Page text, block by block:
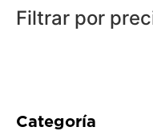
Filtrar por
Categoría